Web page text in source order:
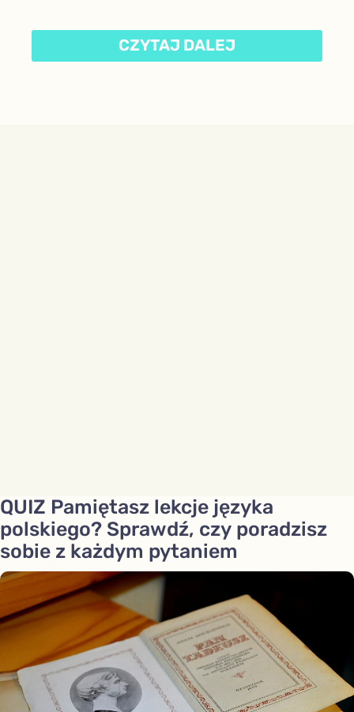
CZYTAJ DALEJ
QUIZ Pamiętasz lekcje języka
polskiego? Sprawdź, czy poradzisz
sobie z każdym pytaniem